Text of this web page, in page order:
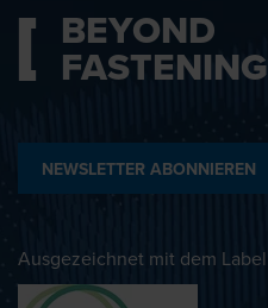
BEYOND
FASTENING
NEWSLETTER ABONNIEREN
Ausgezeichnet mit dem Label